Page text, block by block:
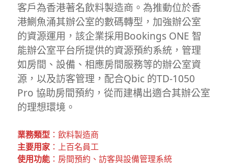
客戶為香港著名飲料製造商。為推動位於香
港鰂魚涌其辦公室的數碼轉型，加強辦公室
的資源運用，該企業採用Bookings ONE 智
能辦公室平台所提供的資源預約系統，管理
如房間、設備、相應房間服務等的辦公室資
源，以及訪客管理，配合Qbic 的TD-1050
Pro 協助房間預約，從而建構出適合其辦公室
的理想環境。
業務類型 ：飲料製造商
主要用家 ：上百名員工
使用功能 ：房間預約、訪客與設備管理系統